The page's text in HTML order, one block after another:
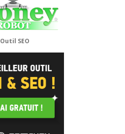
Outil SEO